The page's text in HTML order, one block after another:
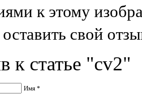
к этому
свой
к статье "cv2"
Имя *